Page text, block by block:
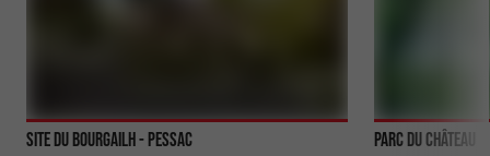
Site du Bourgailh - Pessac Parc du Château